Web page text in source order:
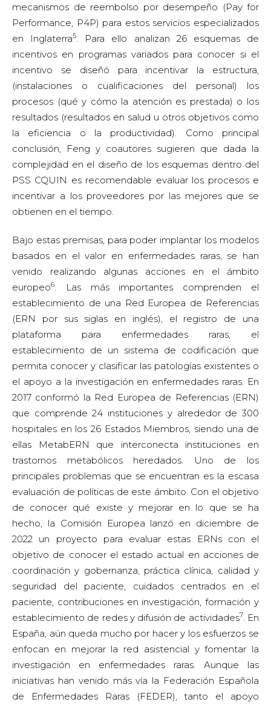
mecanismos de reembolso por desempeño (Pay for
Performance, P4P) para estos servicios especializados
en Inglaterra5
. Para ello analizan 26 esquemas de
incentivos en programas variados para conocer si el
incentivo se diseñó para incentivar la estructura,
(instalaciones o cualificaciones del personal) los
procesos (qué y cómo la atención es prestada) o los
resultados (resultados en salud u otros objetivos como
la eficiencia o la productividad). Como principal
conclusión, Feng y coautores sugieren que dada la
complejidad en el diseño de los esquemas dentro del
PSS CQUIN es recomendable evaluar los procesos e
incentivar a los proveedores por las mejores que se
obtienen en el tiempo.
Bajo estas premisas, para poder implantar los modelos
basados en el valor en enfermedades raras, se han
venido realizando algunas acciones en el ámbito
europeo6
. Las más importantes comprenden el
establecimiento de una Red Europea de Referencias
(ERN por sus siglas en inglés), el registro de una
plataforma para enfermedades raras, el
establecimiento de un sistema de codificación que
permita conocer y clasificar las patologías existentes o
el apoyo a la investigación en enfermedades raras. En
2017 conformó la Red Europea de Referencias (ERN)
que comprende 24 instituciones y alrededor de 300
hospitales en los 26 Estados Miembros, siendo una de
ellas MetabERN que interconecta instituciones en
trastornos metabólicos heredados. Uno de los
principales problemas que se encuentran es la escasa
evaluación de políticas de este ámbito. Con el objetivo
de conocer qué existe y mejorar en lo que se ha
hecho, la Comisión Europea lanzó en diciembre de
2022 un proyecto para evaluar estas ERNs con el
objetivo de conocer el estado actual en acciones de
coordinación y gobernanza, práctica clínica, calidad y
seguridad del paciente, cuidados centrados en el
paciente, contribuciones en investigación, formación y
establecimiento de redes y difusión de actividades7. En
España, aún queda mucho por hacer y los esfuerzos se
enfocan en mejorar la red asistencial y fomentar la
investigación en enfermedades raras. Aunque las
iniciativas han venido más vía la Federación Española
de Enfermedades Raras (FEDER), tanto el apoyo